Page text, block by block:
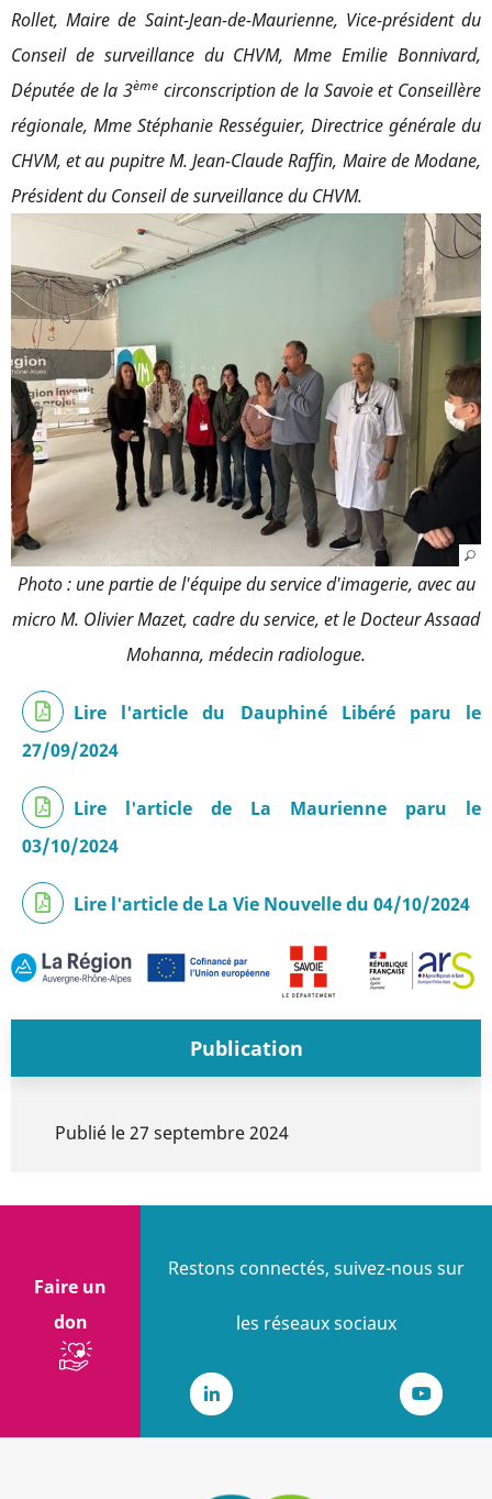
Rollet, Maire de Saint-Jean-de-Maurienne, Vice-président du
Conseil de surveillance du CHVM, Mme Emilie Bonnivard,
Députée de la 3ème circonscription de la Savoie et Conseillère
régionale, Mme Stéphanie Rességuier, Directrice générale du
CHVM, et au pupitre M. Jean-Claude Raffin, Maire de Modane,
Président du Conseil de surveillance du CHVM.
Photo : une partie de l'équipe du service d'imagerie, avec au
micro M. Olivier Mazet, cadre du service, et le Docteur Assaad
Mohanna, médecin radiologue.
Lire l'article du Dauphiné Libéré paru le
27/09/2024
Lire l'article de La Maurienne paru le
03/10/2024
Lire l'article de La Vie Nouvelle du 04/10/2024
Publication
Publié le27 septembre 2024
Faire un
don
Restons connectés, suivez-nous sur
les réseaux sociaux
LinkedIn